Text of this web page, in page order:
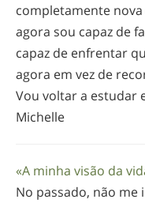
completamente
agora sou capaz de
capaz de enfrentar
agora em vez de
Vou voltar a estudar
Michelle
«A minha visão da
No passado, não me